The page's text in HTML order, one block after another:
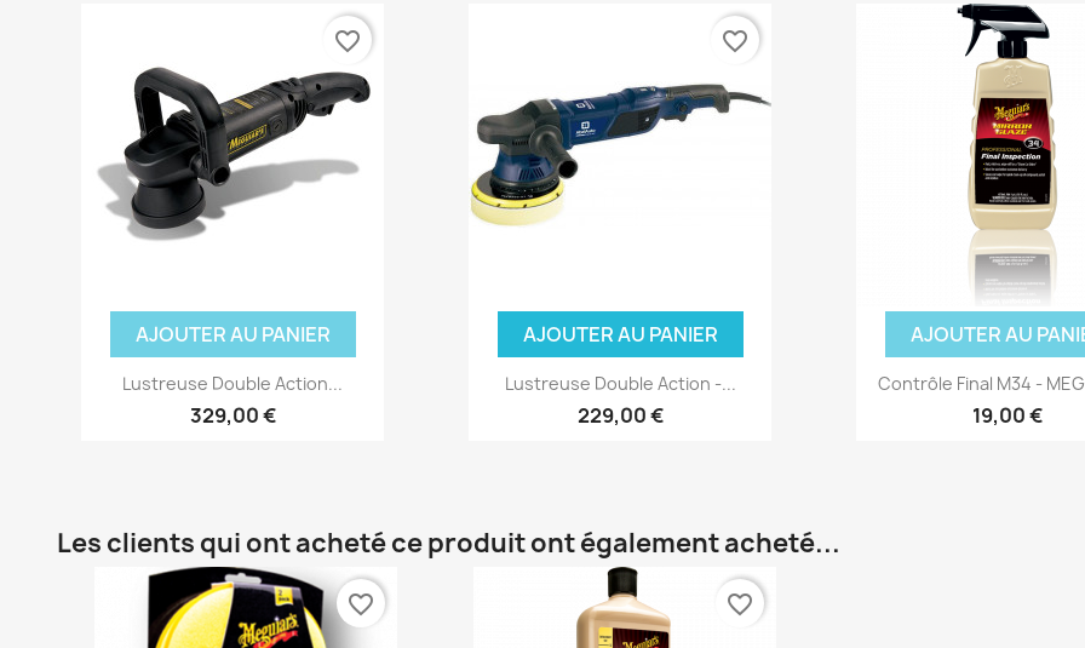
AJOUTER AU PANIER
Lustreuse Double Action...
329,00 €
favorite_border
AJOUTER AU PANIER
Lustreuse Double Action -...
229,00 €
favorite_border
AJOUTER AU
Contrôle Final M34 -
19,00 €
Les clients qui ont acheté ce produit ont également acheté...
favorite_border favorite_border